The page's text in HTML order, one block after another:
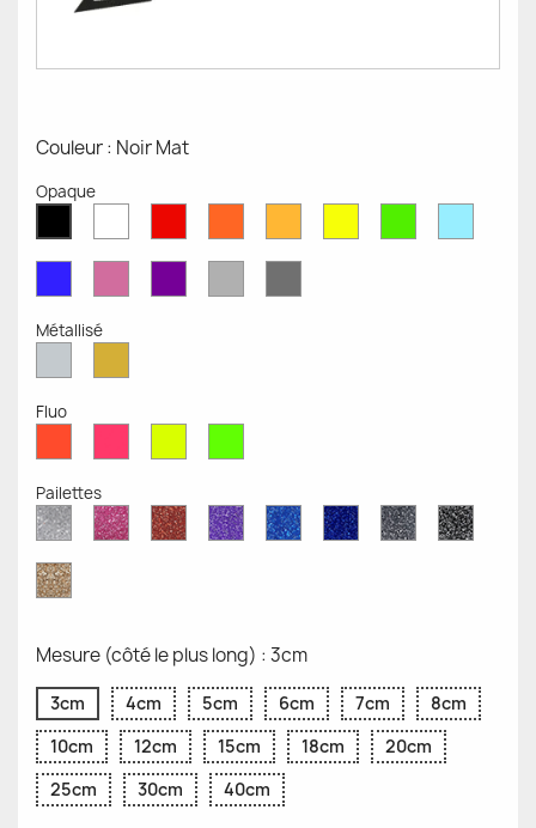
Couleur : Noir Mat
Opaque
Mat
Mat
Mat
Mat
Mate
OpaqueMat
Opaque
Mat
Mat
Mat
Clair
Foncé
Métallisé
MétalliséMétallique
Fluo
Fluo
Fluo
Fluo
Fluo
Pailettes
Diamant
Scintillant
Paillettes
Roses
Paillettes
Rouges
Paillettes
Violettes
Saphir
Bleu
Paillettes
Bleu
Gris
PailletéNoires
Paillettes
d'Or
Mesure (côté le plus long) : 3cm
3cm 4cm 5cm 6cm 7cm
8cm
10cm
12cm 15cm 18cm
20cm
25cm
30cm 40cm